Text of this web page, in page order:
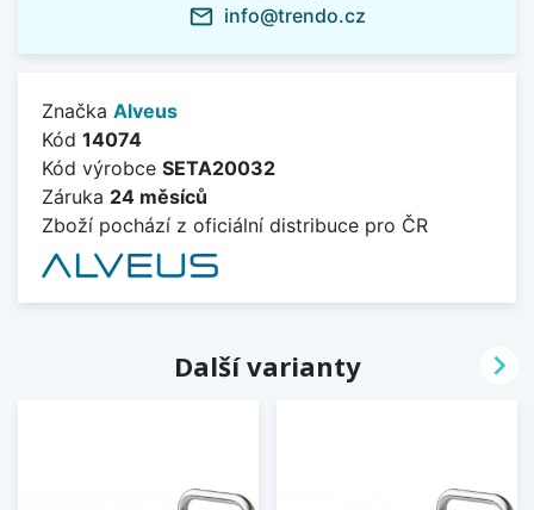
mail_outline info@trendo.cz
Značka Alveus
Kód 14074
Kód výrobce SETA20032
Záruka 24 měsíců
Zboží pochází z oficiální distribuce pro ČR
Další varianty 